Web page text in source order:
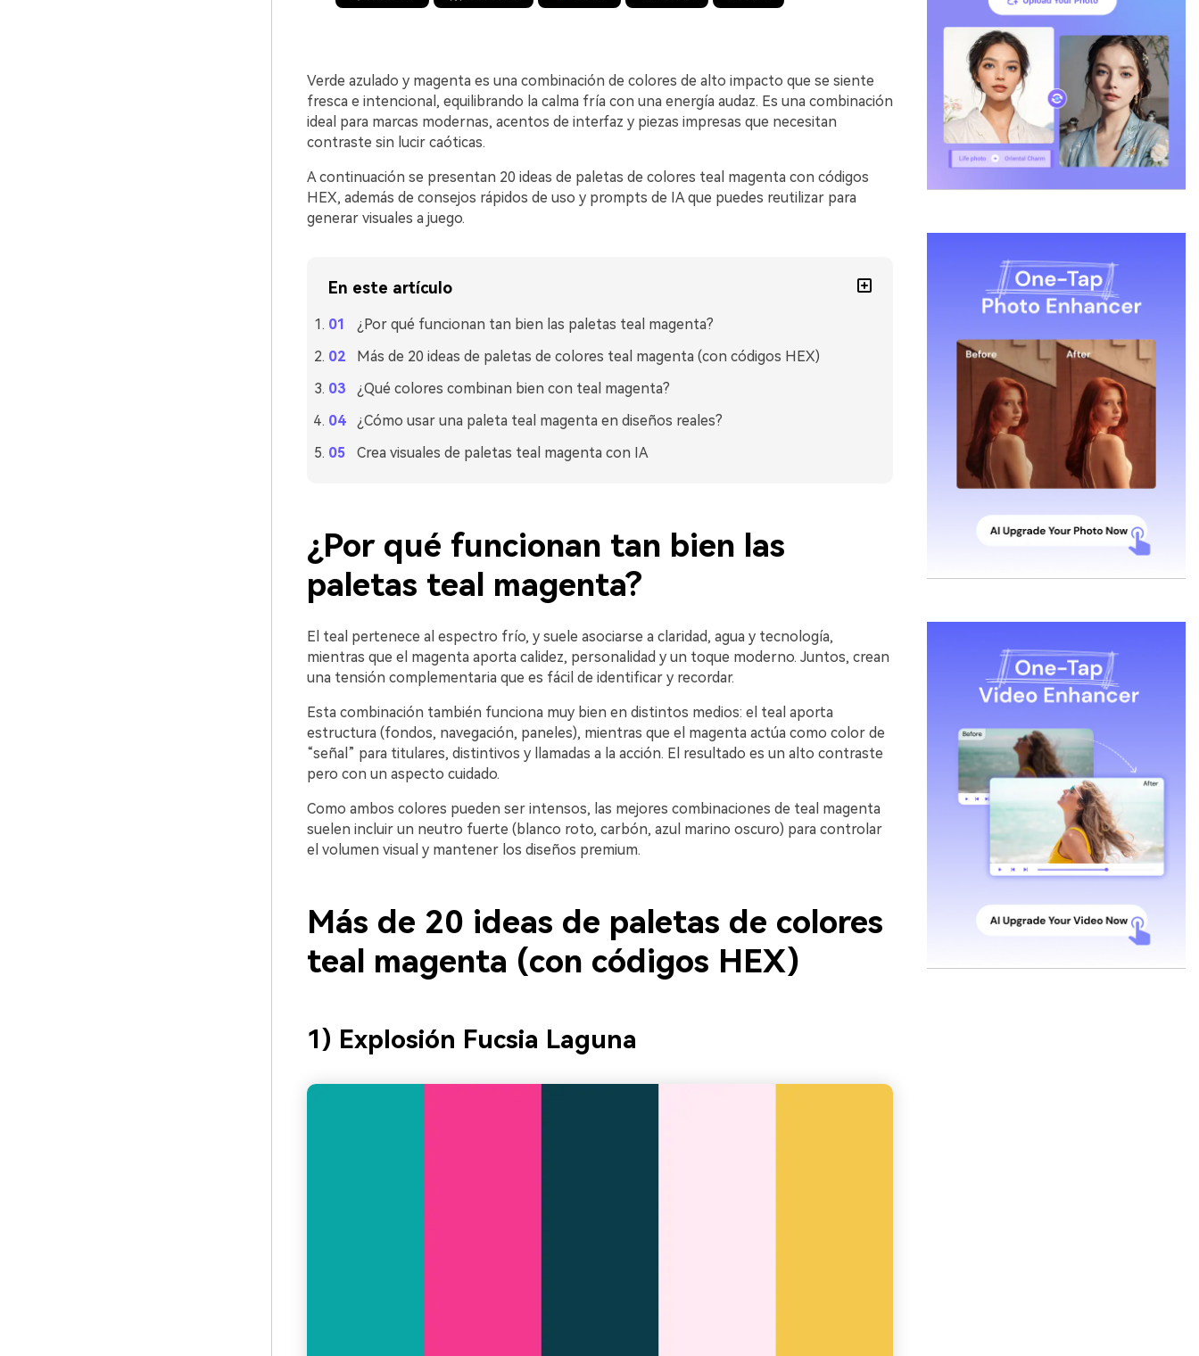
Verde azulado y magenta es una combinación de colores de alto impacto que se siente
fresca e intencional, equilibrando la calma fría con una energía audaz. Es una combinación
ideal para marcas modernas, acentos de interfaz y piezas impresas que necesitan
contraste sin lucir caóticas.
A continuación se presentan 20 ideas de paletas de colores teal magenta con códigos
HEX, además de consejos rápidos de uso y prompts de IA que puedes reutilizar para
generar visuales a juego.
En este artículo
¿Por qué funcionan tan bien las paletas teal magenta?
Más de 20 ideas de paletas de colores teal magenta (con códigos HEX)
¿Qué colores combinan bien con teal magenta?
¿Cómo usar una paleta teal magenta en diseños reales?
Crea visuales de paletas teal magenta con IA
¿Por qué funcionan tan bien las
paletas teal magenta?
El teal pertenece al espectro frío, y suele asociarse a claridad, agua y tecnología,
mientras que el magenta aporta calidez, personalidad y un toque moderno. Juntos, crean
una tensión complementaria que es fácil de identificar y recordar.
Esta combinación también funciona muy bien en distintos medios: el teal aporta
estructura (fondos, navegación, paneles), mientras que el magenta actúa como color de
“señal” para titulares, distintivos y llamadas a la acción. El resultado es un alto contraste
pero con un aspecto cuidado.
Como ambos colores pueden ser intensos, las mejores combinaciones de teal magenta
suelen incluir un neutro fuerte (blanco roto, carbón, azul marino oscuro) para controlar
el volumen visual y mantener los diseños premium.
Más de 20 ideas de paletas de colores
teal magenta (con códigos HEX)
1) Explosión Fucsia Laguna